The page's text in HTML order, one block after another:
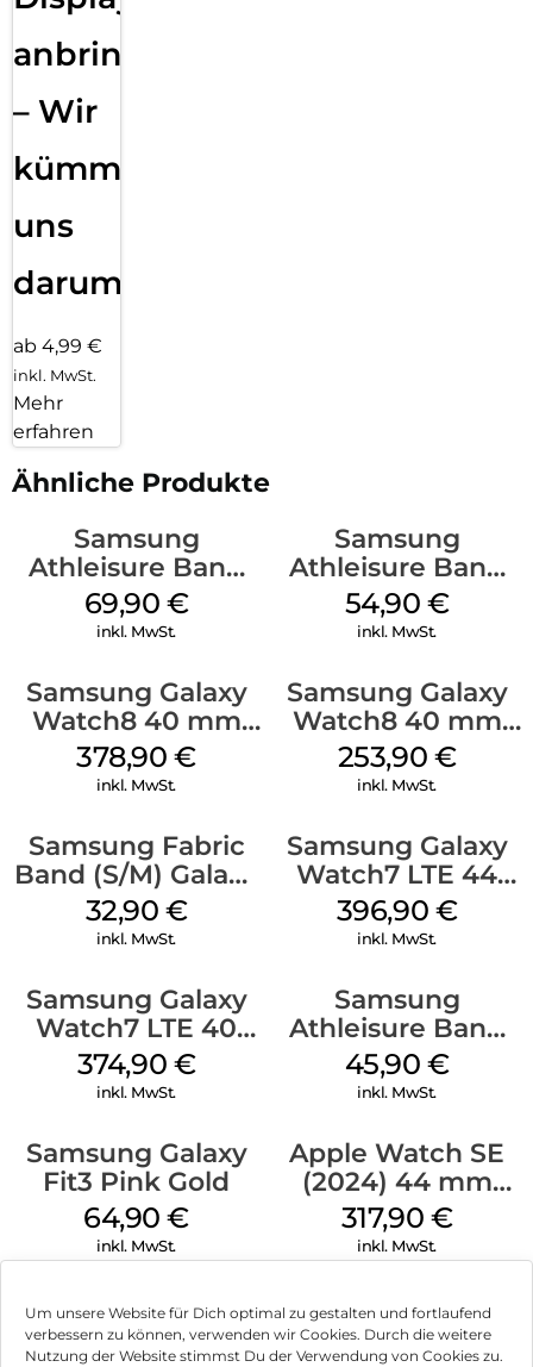
Um unsere Website für Dich optimal zu gestalten und fortlaufend
verbessern zu können, verwenden wir Cookies. Durch die weitere
Nutzung der Website stimmst Du der Verwendung von Cookies zu.
anbringen
– Wir
kümmern
uns
darum!
ab 4,99 €
inkl. MwSt.
Mehr
erfahren
Ähnliche Produkte
Samsung
Athleisure Band
(M/L) Galaxy
Watch8/Watch8
69,90 €
inkl. MwSt.
Samsung
Athleisure Band
(S/M) Galaxy
Watch8/Watch8
54,90 €
inkl. MwSt.
Samsung Galaxy
Watch8 40 mm
Silver
378,90€
inkl. MwSt.
Samsung Galaxy
Watch8 40 mm
Graphite
253,90 €
inkl. MwSt.
Samsung Fabric
Band (S/M) Galaxy
Watch8/Watch8
Classic Red
32,90 €
inkl. MwSt.
Samsung Galaxy
Watch7 LTE 44
mm Green
396,90 €
inkl. MwSt.
Samsung Galaxy
Watch7 LTE 40
mm Cream
374,90 €
inkl. MwSt.
Samsung
Athleisure Band
S/M Galaxy
Watch7 Cream
45,90 €
inkl. MwSt.
Samsung Galaxy
Fit3 Pink Gold
64,90€
inkl. MwSt.
Apple Watch SE
(2024) 44 mm
GPS + Cellular
(Sportarmband
Mitternacht M/L)
317,90 €
inkl. MwSt.